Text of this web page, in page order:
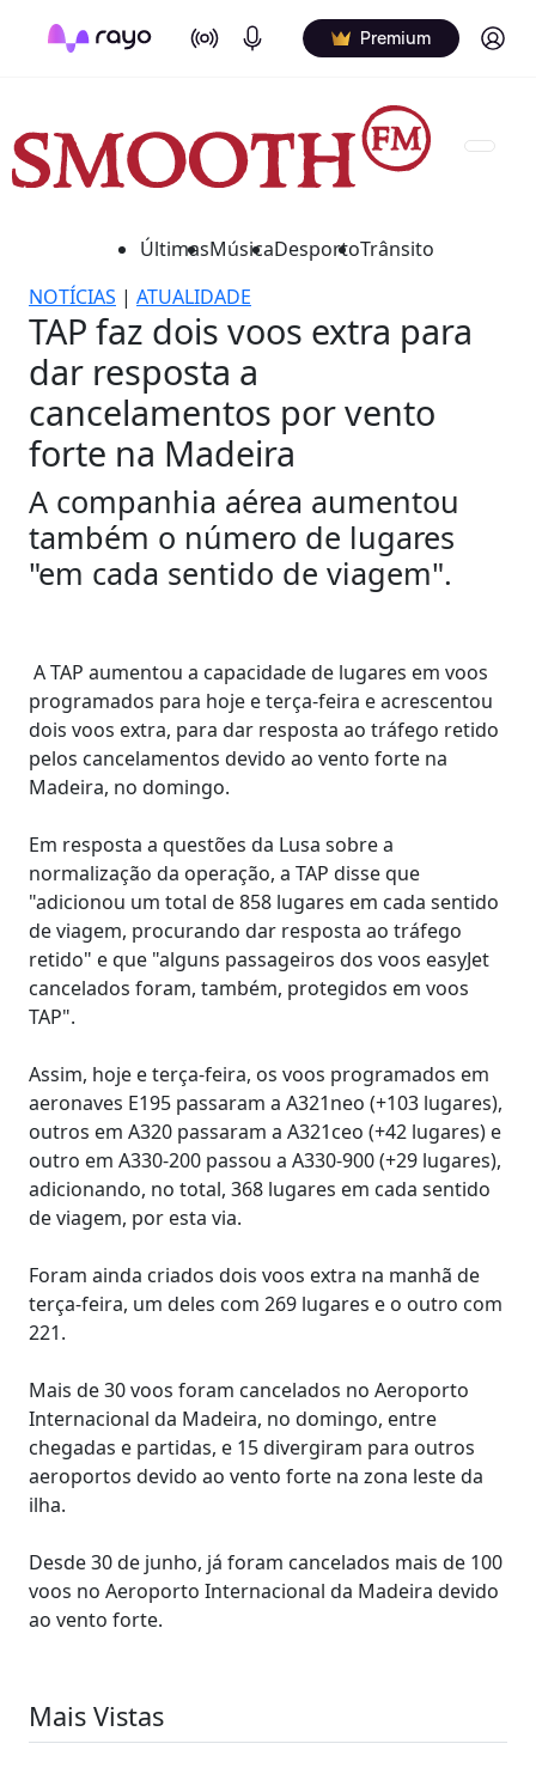
On Air Podcasts Premium Log in
ÚltimasMúsicaDesportoTrânsito
NOTÍCIAS | ATUALIDADE
TAP faz dois voos extra para
dar resposta a
cancelamentos por vento
forte na Madeira
A companhia aérea aumentou
também o número de lugares
"em cada sentido de viagem".
A TAP aumentou a capacidade de lugares em voos
programados para hoje e terça-feira e acrescentou
dois voos extra, para dar resposta ao tráfego retido
pelos cancelamentos devido ao vento forte na
Madeira, no domingo.
Em resposta a questões da Lusa sobre a
normalização da operação, a TAP disse que
"adicionou um total de 858 lugares em cada sentido
de viagem, procurando dar resposta ao tráfego
retido" e que "alguns passageiros dos voos easyJet
cancelados foram, também, protegidos em voos
TAP".
Assim, hoje e terça-feira, os voos programados em
aeronaves E195 passaram a A321neo (+103 lugares),
outros em A320 passaram a A321ceo (+42 lugares) e
outro em A330-200 passou a A330-900 (+29 lugares),
adicionando, no total, 368 lugares em cada sentido
de viagem, por esta via.
Foram ainda criados dois voos extra na manhã de
terça-feira, um deles com 269 lugares e o outro com
221.
Mais de 30 voos foram cancelados no Aeroporto
Internacional da Madeira, no domingo, entre
chegadas e partidas, e 15 divergiram para outros
aeroportos devido ao vento forte na zona leste da
ilha.
Desde 30 de junho, já foram cancelados mais de 100
voos no Aeroporto Internacional da Madeira devido
ao vento forte.
Mais Vistas